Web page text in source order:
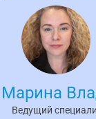
Ведущий